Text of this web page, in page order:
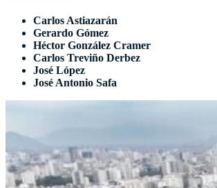
Carlos Astiazarán
Gerardo Gómez
Héctor González Cramer
Carlos Treviño Derbez
José López
José Antonio Safa